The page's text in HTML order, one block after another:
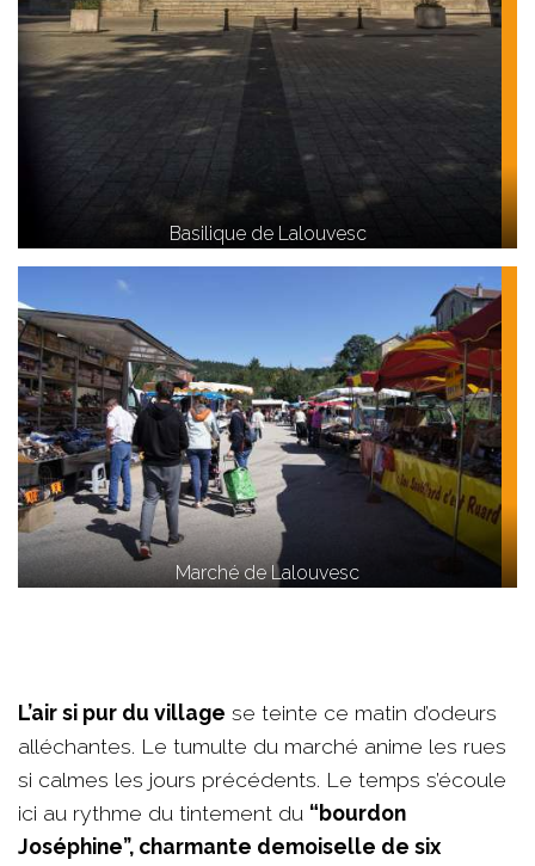
Basilique de Lalouvesc
Marché de Lalouvesc
L’air si pur du village se teinte ce matin d’odeurs
alléchantes. Le tumulte du marché anime les rues
si calmes les jours précédents. Le temps s’écoule
ici au rythme du tintement du “bourdon
Joséphine”, charmante demoiselle de six